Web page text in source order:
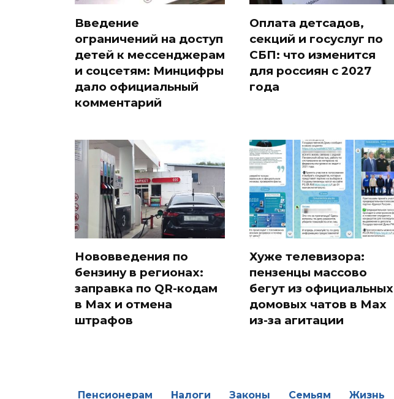
Введение
ограничений на доступ
детей к мессенджерам
и соцсетям: Минцифры
дало официальный
комментарий
Оплата детсадов,
секций и госуслуг по
СБП: что изменится
для россиян с 2027
года
Нововведения по
бензину в регионах:
заправка по QR-кодам
в Max и отмена
штрафов
Хуже телевизора:
пензенцы массово
бегут из официальных
домовых чатов в Max
из-за агитации
Пенсионерам Налоги Законы Семьям Жизнь